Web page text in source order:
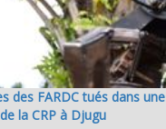
des FARDC tués dans
la CRP à Djugu